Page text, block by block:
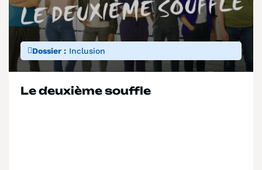
Dossier : Inclusion
Le deuxième souffle